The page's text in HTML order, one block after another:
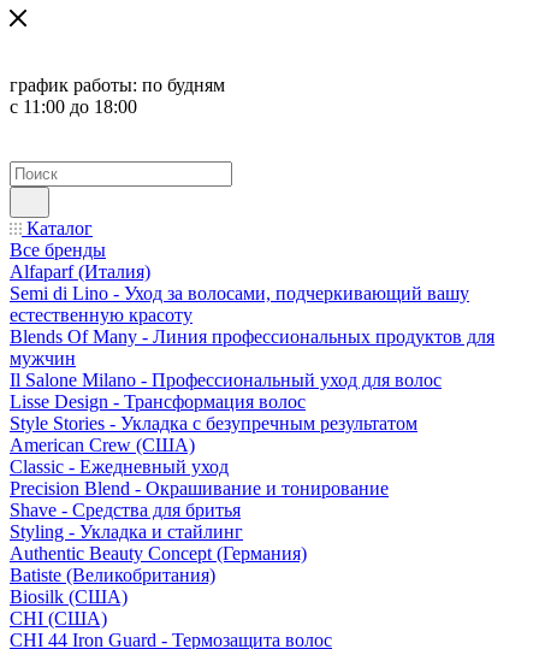
график работы: по будням
с 11:00 до 18:00
Каталог
Все бренды
Alfaparf (Италия)
Semi di Lino - Уход за волосами, подчеркивающий вашу
естественную красоту
Blends Of Many - Линия профессиональных продуктов для
мужчин
Il Salone Milano - Профессиональный уход для волос
Lisse Design - Трансформация волос
Style Stories - Укладка с безупречным результатом
American Crew (США)
Classic - Ежедневный уход
Precision Blend - Окрашивание и тонирование
Shave - Средства для бритья
Styling - Укладка и стайлинг
Authentic Beauty Concept (Германия)
Batiste (Великобритания)
Biosilk (США)
CHI (США)
CHI 44 Iron Guard - Термозащита волос